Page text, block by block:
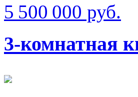
5 500 000 руб.
3-комнатная